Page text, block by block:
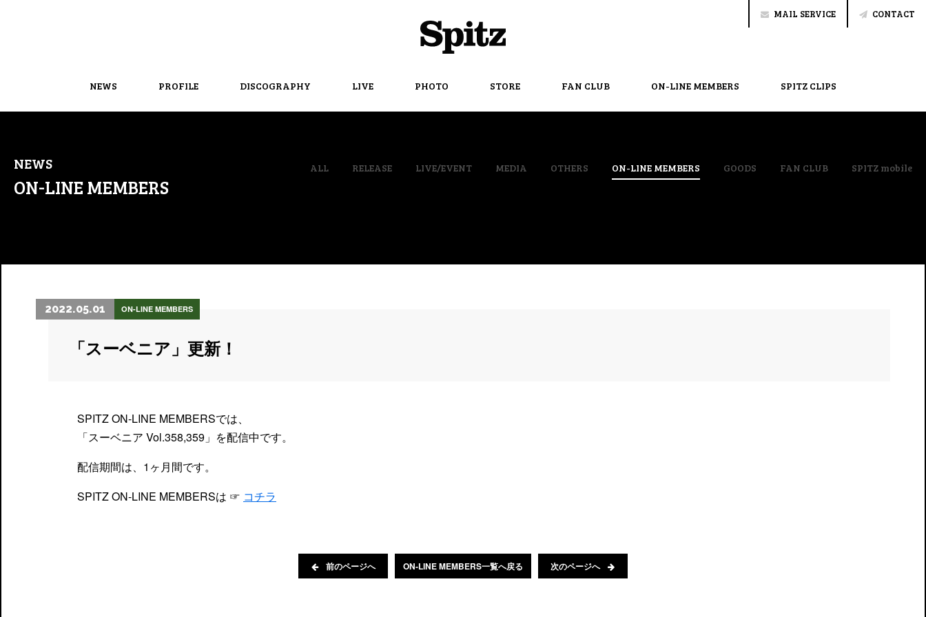
NEWS PROFILE DISCOGRAPHY LIVE PHOTO STORE FAN CLUB ON-LINE MEMBERS SPITZ CLIPS
MAIL SERVICE CONTACT
NEWS
ON-LINE MEMBERS
ALL RELEASE LIVE/EVENT MEDIA OTHERS ON-LINE MEMBERS GOODS FAN CLUB SPITZ mobile
2022.05.01 ON-LINE MEMBERS
「スーベニア」更新！
SPITZ ON-LINE MEMBERSでは、
「スーベニア Vol.358,359」を配信中です。
配信期間は、1ヶ月間です。
SPITZ ON-LINE MEMBERSは ☞ コチラ
前のページへ ON-LINE MEMBERS一覧へ戻る 次のページへ